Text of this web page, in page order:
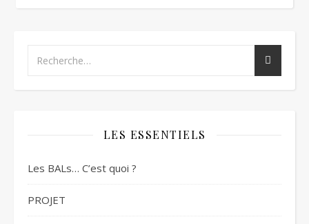
LES ESSENTIELS
Les BALs… C’est quoi ?
PROJET